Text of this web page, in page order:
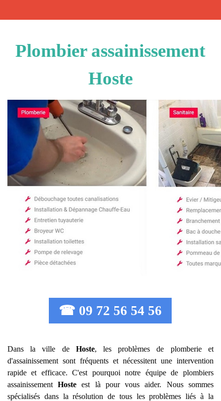
Plombier assainissement
Hoste
☎ 09 72 56 54 56
Dans la ville de Hoste, les problèmes de plomberie et
d'assainissement sont fréquents et nécessitent une intervention
rapide et efficace. C'est pourquoi notre équipe de plombiers
assainissementHoste est là pour vous aider. Nous sommes
spécialisés dans la résolution de tous les problèmes liés à la